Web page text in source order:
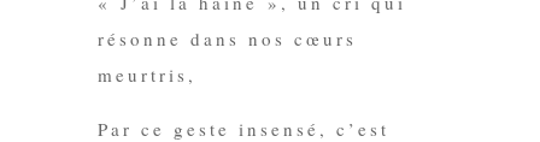
résonne dans nos cœurs
meurtris,
Par ce geste insensé, c’est